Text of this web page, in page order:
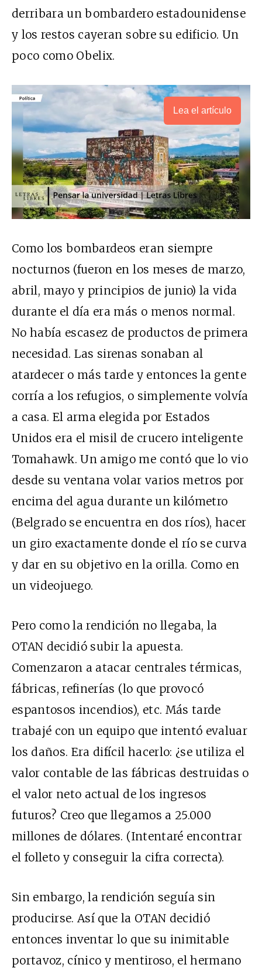
derribara un bombardero estadounidense
y los restos cayeran sobre su edificio. Un
poco como Obelix.
Lea el artículo
Como los bombardeos eran siempre
nocturnos (fueron en los meses de marzo,
abril, mayo y principios de junio) la vida
durante el día era más o menos normal.
No había escasez de productos de primera
necesidad. Las sirenas sonaban al
atardecer o más tarde y entonces la gente
corría a los refugios, o simplemente volvía
a casa. El arma elegida por Estados
Unidos era el misil de crucero inteligente
Tomahawk. Un amigo me contó que lo vio
desde su ventana volar varios metros por
encima del agua durante un kilómetro
(Belgrado se encuentra en dos ríos), hacer
un giro exactamente donde el río se curva
y dar en su objetivo en la orilla. Como en
un videojuego.
Pero como la rendición no llegaba, la
OTAN decidió subir la apuesta.
Comenzaron a atacar centrales térmicas,
fábricas, refinerías (lo que provocó
espantosos incendios), etc. Más tarde
trabajé con un equipo que intentó evaluar
los daños. Era difícil hacerlo: ¿se utiliza el
valor contable de las fábricas destruidas o
el valor neto actual de los ingresos
futuros? Creo que llegamos a 25.000
millones de dólares. (Intentaré encontrar
el folleto y conseguir la cifra correcta).
Sin embargo, la rendición seguía sin
producirse. Así que la OTAN decidió
entonces inventar lo que su inimitable
portavoz, cínico y mentiroso, el hermano